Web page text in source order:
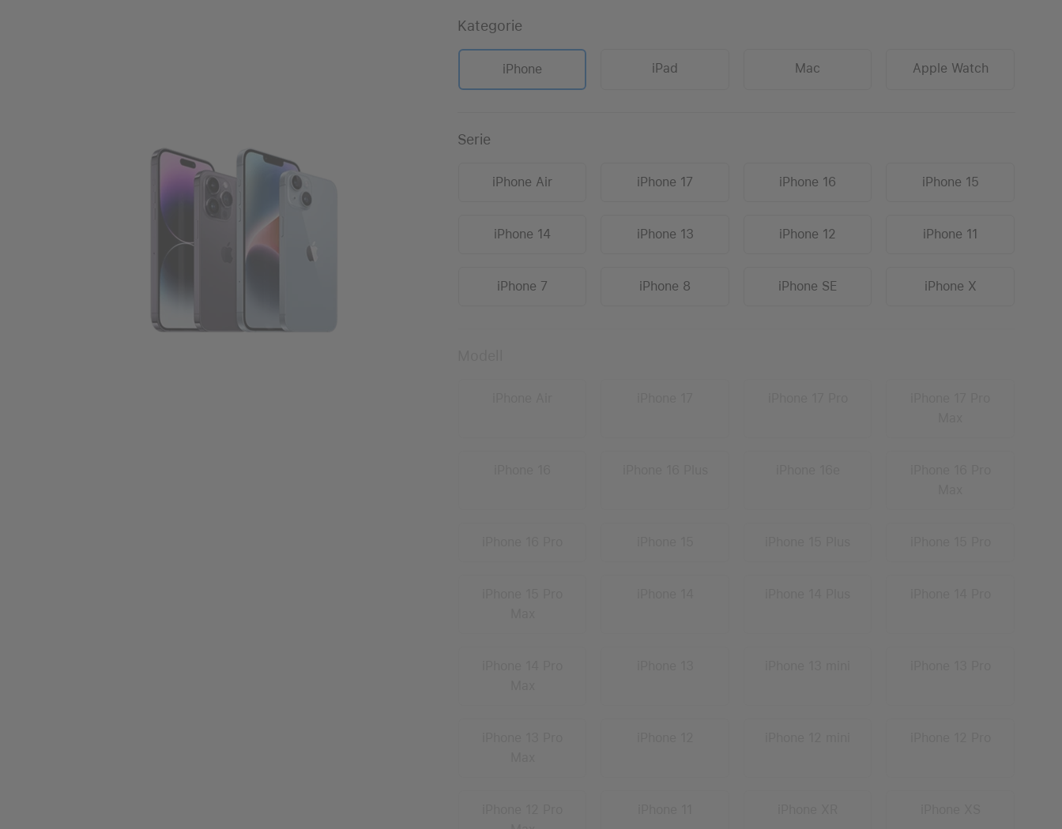
Kategorie
iPhone iPad Mac Apple Watch
Serie
iPhone Air iPhone 17 iPhone 16 iPhone 15
iPhone 14 iPhone 13 iPhone 12 iPhone 11
iPhone 7 iPhone 8 iPhone SE iPhone X